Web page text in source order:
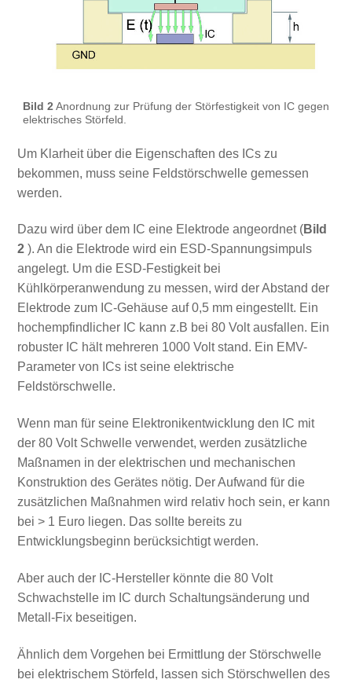
Bild 2 Anordnung zur Prüfung der Störfestigkeit von IC gegen
elektrisches Störfeld.
Um Klarheit über die Eigenschaften des ICs zu
bekommen, muss seine Feldstörschwelle gemessen
werden.
Dazu wird über dem IC eine Elektrode angeordnet (Bild
2). An die Elektrode wird ein ESD-Spannungsimpuls
angelegt. Um die ESD-Festigkeit bei
Kühlkörperanwendung zu messen, wird der Abstand der
Elektrode zum IC-Gehäuse auf 0,5 mm eingestellt. Ein
hochempfindlicher IC kann z.B bei 80 Volt ausfallen. Ein
robuster IC hält mehreren 1000 Volt stand. Ein EMV-
Parameter von ICs ist seine elektrische
Feldstörschwelle.
Wenn man für seine Elektronikentwicklung den IC mit
der 80 Volt Schwelle verwendet, werden zusätzliche
Maßnamen in der elektrischen und mechanischen
Konstruktion des Gerätes nötig. Der Aufwand für die
zusätzlichen Maßnahmen wird relativ hoch sein, er kann
bei > 1 Euro liegen. Das sollte bereits zu
Entwicklungsbeginn berücksichtigt werden.
Aber auch der IC-Hersteller könnte die 80 Volt
Schwachstelle im IC durch Schaltungsänderung und
Metall-Fix beseitigen.
Ähnlich dem Vorgehen bei Ermittlung der Störschwelle
bei elektrischem Störfeld, lassen sich Störschwellen des